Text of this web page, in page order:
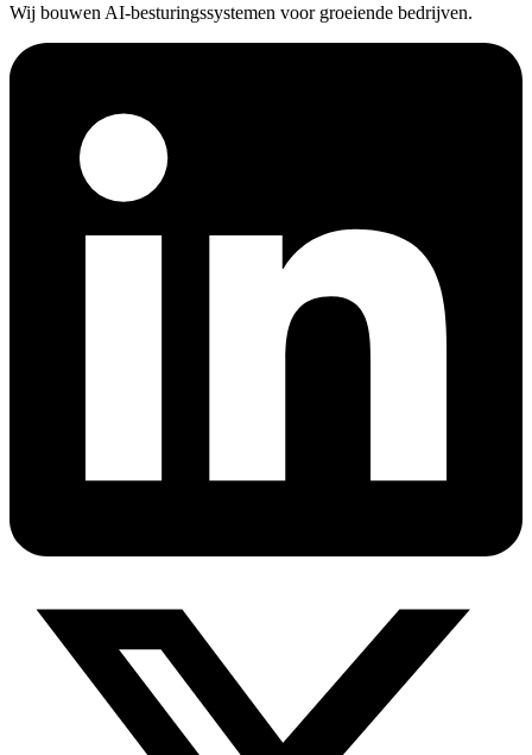
Wij bouwen AI-besturingssystemen voor groeiende bedrijven.